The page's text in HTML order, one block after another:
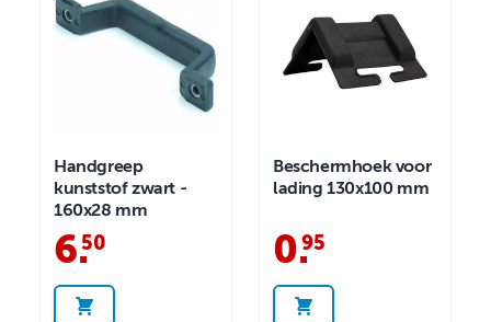
Handgreep
kunststof zwart -
160x28 mm
6.
50
Beschermhoek voor
lading 130x100 mm
0.
95